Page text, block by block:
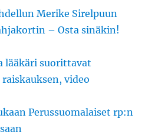
Merike Sirelpuun
– Osta sinäkin!
lääkäri suorittavat
video
Perussuomalaiset rp:n